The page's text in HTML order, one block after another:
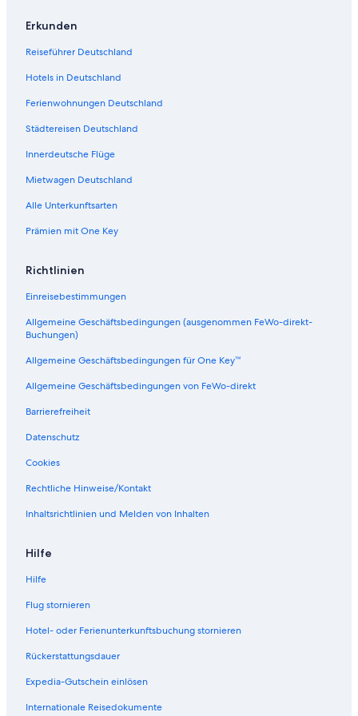
n
t
O
i
i
n
l
o
o
H
t
l
V
a
k
n
f
e
:
o
e
l
i
l
a
f
n
t
P
r
k
o
e
H
r
ä
o
w
r
P
r
Erkunden
Reiseführer Deutschland
Hotels in Deutschland
Ferienwohnungen Deutschland
Städtereisen Deutschland
Innerdeutsche Flüge
Mietwagen Deutschland
Alle Unterkunftsarten
Prämien mit One Key
Richtlinien
Einreisebestimmungen
Allgemeine Geschäftsbedingungen (ausgenommen FeWo-direkt-
Buchungen)
Allgemeine Geschäftsbedingungen für One Key™
Allgemeine Geschäftsbedingungen von FeWo-direkt
Barrierefreiheit
Datenschutz
Cookies
Rechtliche Hinweise/Kontakt
Inhaltsrichtlinien und Melden von Inhalten
Hilfe
Hilfe
Flug stornieren
Hotel- oder Ferienunterkunftsbuchung stornieren
Rückerstattungsdauer
Expedia-Gutschein einlösen
Internationale Reisedokumente